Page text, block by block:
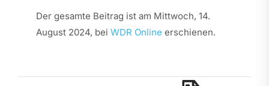
Der gesamte Beitrag ist am Mittwoch, 14.
August 2024, bei WDR Online erschienen.